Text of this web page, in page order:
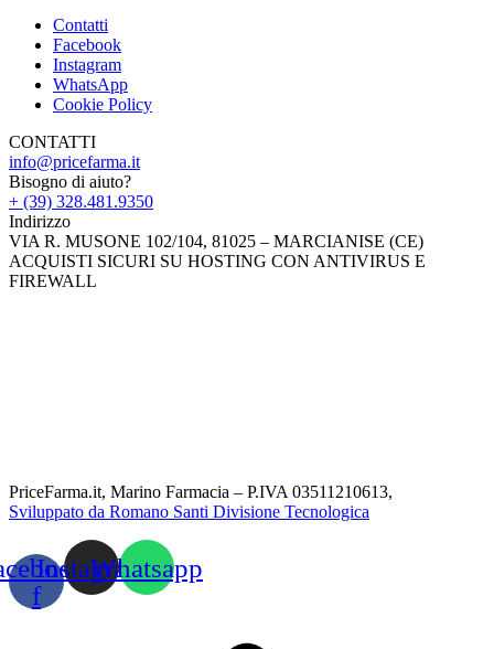
Contatti
Facebook
Instagram
WhatsApp
Cookie Policy
CONTATTI
info@pricefarma.it
Bisogno di aiuto?
+ (39) 328.481.9350
Indirizzo
VIA R. MUSONE 102/104, 81025 – MARCIANISE (CE)
ACQUISTI SICURI SU HOSTING CON ANTIVIRUS E
FIREWALL
PriceFarma.it, Marino Farmacia – P.IVA 03511210613,
Sviluppato da Romano Santi Divisione Tecnologica
f
InstagramWhatsapp